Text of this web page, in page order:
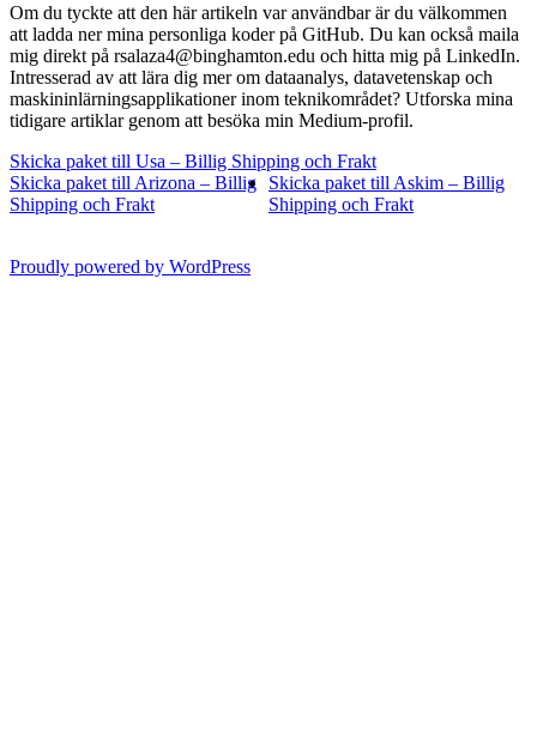
Om du tyckte att den här artikeln var användbar är du välkommen
att ladda ner mina personliga koder på GitHub. Du kan också maila
mig direkt på rsalaza4@binghamton.edu och hitta mig på LinkedIn.
Intresserad av att lära dig mer om dataanalys, datavetenskap och
maskininlärningsapplikationer inom teknikområdet? Utforska mina
tidigare artiklar genom att besöka min Medium-profil.
Skicka paket till Usa – Billig Shipping och Frakt
Skicka paket till Arizona – Billig
Shipping och Frakt
Skicka paket till Askim – Billig
Shipping och Frakt
Proudly powered by WordPress